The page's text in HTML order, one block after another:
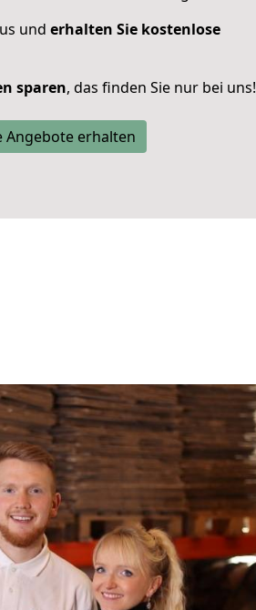
und erhalten Sie kostenlose
sparen, das finden Sie nur bei uns!
Angebote erhalten